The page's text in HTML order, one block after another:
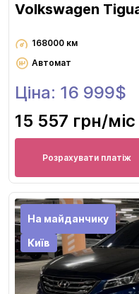
Volkswagen
168000 км
Автомат
Ціна: 16 999$
15 557 грн/міс
Розрахувати платіж
На майданчику
Київ